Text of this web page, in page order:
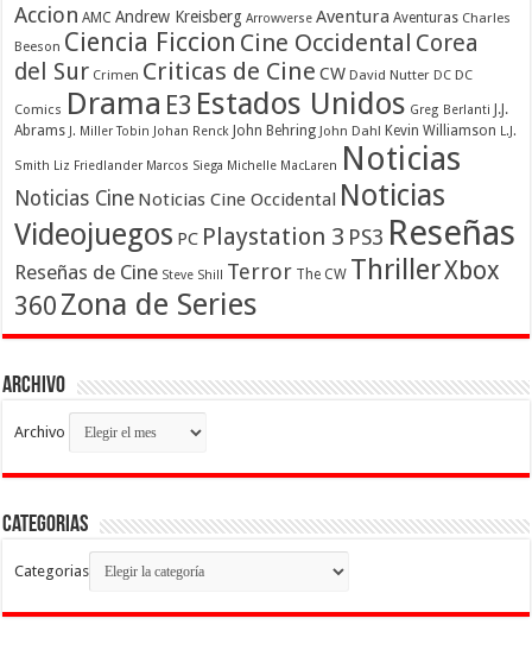
Accion AMC Andrew Kreisberg Arrowverse Aventura Aventuras Charles
Beeson Ciencia Ficcion Cine Occidental Corea
del Sur Crimen Criticas de Cine CW David Nutter DC DC
Comics Drama E3 Estados Unidos Greg Berlanti J.J.
Abrams J. Miller Tobin Johan Renck John Behring John Dahl Kevin Williamson L.J.
Smith Liz Friedlander Marcos Siega Michelle MacLaren Noticias
Noticias Cine Noticias Cine Occidental Noticias
Videojuegos PC Playstation 3 PS3 Reseñas
Reseñas de Cine Steve Shill Terror The CW ThrillerXbox
360 Zona de Series
Archivo
Archivo
Categorias
Categorias